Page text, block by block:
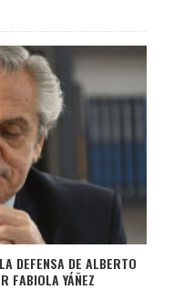
DEFENSA DE ALBERTO
FABIOLA YÁÑEZ